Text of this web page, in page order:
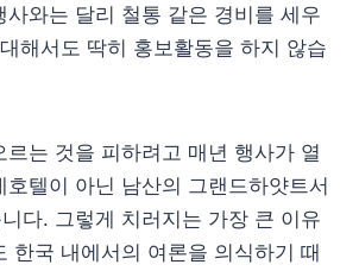
사와는 달리 철통 같은 경비를 세우
해서도 딱히 홍보활동을 하지 않습
르는 것을 피하려고 매년 행사가 열
호텔이 아닌 남산의 그랜드하얏트서
다. 그렇게 치러지는 가장 큰 이유
한국 내에서의 여론을 의식하기 때